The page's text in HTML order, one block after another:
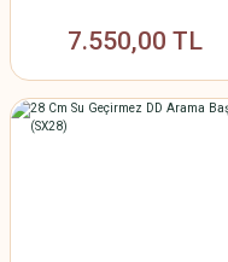
7.550,00 TL